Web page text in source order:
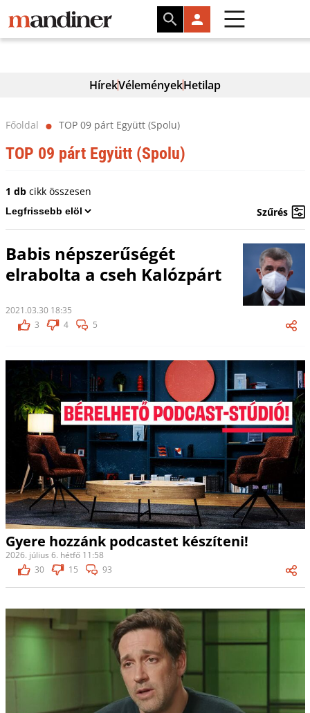
HírekVéleményekHetilap
Főoldal ⬤ TOP 09 párt Együtt (Spolu)
TOP 09 párt Együtt (Spolu)
1 dbcikk összesen
Szűrés
Babis népszerűségét
elrabolta a cseh Kalózpárt
2021.03.30 18:35
3
4 5
Gyere hozzánk podcastet készíteni!
2026. július 6. hétfő 11:58
30
15 93